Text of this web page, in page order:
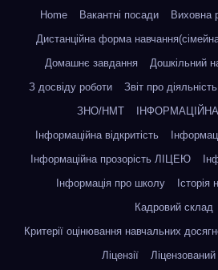
Home
Вакантні посади Виховна
Дистанційна форма
Домашнє завдання
Дошкільний
З досвіду роботи
Звіт про
ЗНО/НМТ
Інформаційна відкритість
Інформаційна прозорість ЛІЦЕЮ
Інформація про школу
Кадровий склад
Критерії оцінювання навчальних
Ліцензії
Ліцензований